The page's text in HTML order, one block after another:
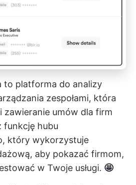
to platforma do analizy
zespołami, która
zawieranie umów dla firm
funkcję hubu
który wykorzystuje
aby pokazać firmom,
w Twoje usługi. 🤩